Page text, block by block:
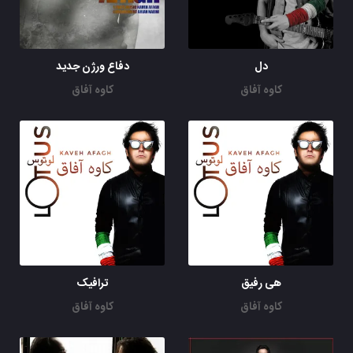
دل
کاوه آفاق
دفاع ورژن جدید
کاوه آفاق
هی رفیق
کاوه آفاق
ترافیک
کاوه آفاق